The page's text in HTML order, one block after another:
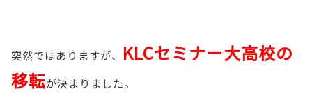
突然ではありますが、 KLCセミナー大高校の
移転が決まりました。